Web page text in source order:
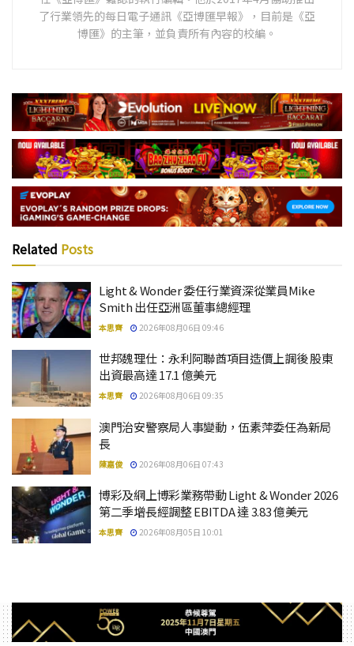
了行業領先的每日電子通訊《亞博匯早報》，目前是《亞
博匯》的主筆，並負責所有內容的校編。
Related Posts
Light & Wonder 委任行業資深從業員Mike
Smith 出任亞洲區董事總經理
本思齊 2026年08月06日 09:46
世邦魏理仕：永利阿聯酋項目造價上調後 股東
出資最高達 17.1 億美元
本思齊 2026年08月06日 09:35
澳門治安警察局人事變動，伍素萍委任為新局
長
陳嘉俊 2026年08月06日 07:43
博彩及網上博彩業務帶動 Light & Wonder 2026
第二季增長經調整 EBITDA 達 3.83 億美元
本思齊 2026年08月05日 10:01